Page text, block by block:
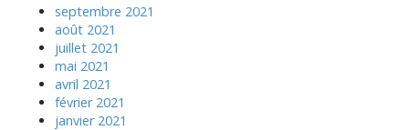
septembre 2021
août 2021
juillet 2021
mai 2021
avril 2021
février 2021
janvier 2021